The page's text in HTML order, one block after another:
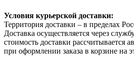
Условия курьерской доставки:
Территория доставки – в пределах
Доставка осуществляется через
стоимость доставки рассчитывается
при оформлении заказа в корзине на